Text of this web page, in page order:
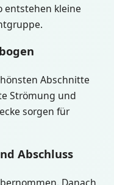
entstehen kleine
Abschnitte
Strömung und
sorgen für
Abschluss